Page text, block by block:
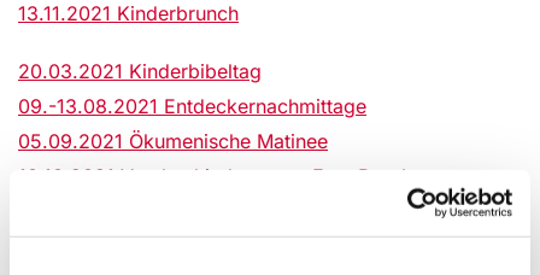
13.11.2021 Kinderbrunch
20.03.2021 Kinderbibeltag
09.-13.08.2021 Entdeckernachmittage
05.09.2021 Ökumenische Matinee
10.10.2021 Verabschiedung von Frau Pensky